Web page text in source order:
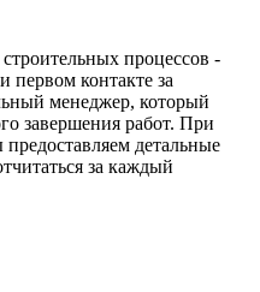
процессов -
первом контакте за
менеджер, который
завершения работ. При
детальные
за каждый